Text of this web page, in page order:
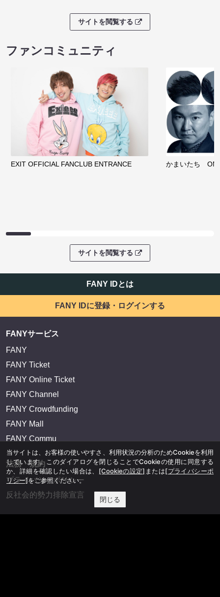
サイトを閲覧する
ファンコミュニティ
EXIT OFFICIAL FANCLUB ENTRANCE かまいたち
サイトを閲覧する
FANY IDとは
FANY IDに登録・ログインする
FANYサービス
FANY
FANY Ticket
FANY Online Ticket
FANY Channel
FANY Crowdfunding
FANY Mall
FANY Commu
法務・規約
プライバシーポリシー
反社会的勢力排除宣言
当サイトは、お客様の使いやすさ、利用状況の分析のためCookieを利用
しています。このダイアログを閉じることでCookieの使用に同意する
か、詳細を確認したい場合は、 [Cookieの設定] または[プライバシーポ
リシー]をご参照ください。
閉じる